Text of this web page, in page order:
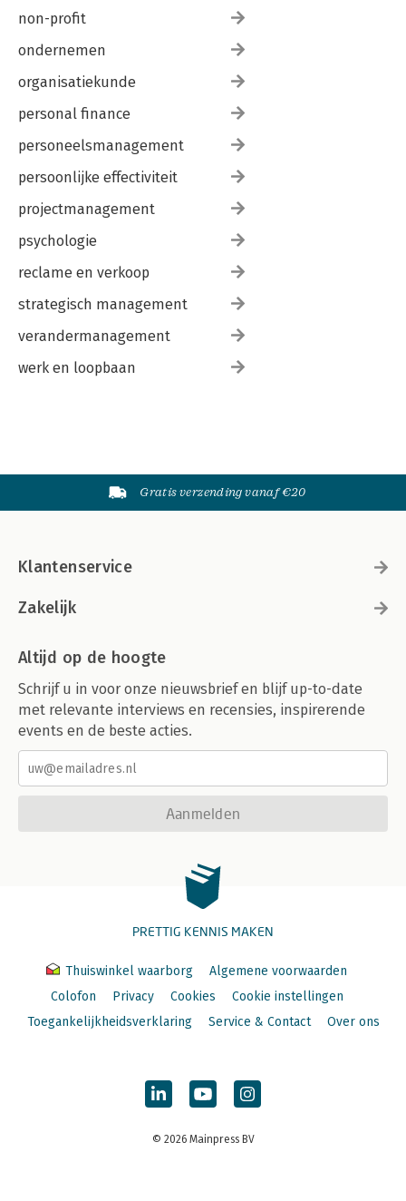
non-profit
ondernemen
organisatiekunde
personal finance
personeelsmanagement
persoonlijke effectiviteit
projectmanagement
psychologie
reclame en verkoop
strategisch management
verandermanagement
werk en loopbaan
Gratis verzending vanaf €20
Klantenservice
Zakelijk
Altijd op de hoogte
Schrijf u in voor onze nieuwsbrief en blijf up-to-date
met relevante interviews en recensies, inspirerende
events en de beste acties.
Aanmelden
PRETTIG KENNIS MAKEN
Thuiswinkel waarborg
Algemene voorwaarden
Colofon
Privacy Cookies
Cookie instellingen
Toegankelijkheidsverklaring
Service & Contact Over ons
© 2026 Mainpress BV